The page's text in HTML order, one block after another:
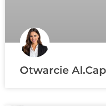
Otwarcie